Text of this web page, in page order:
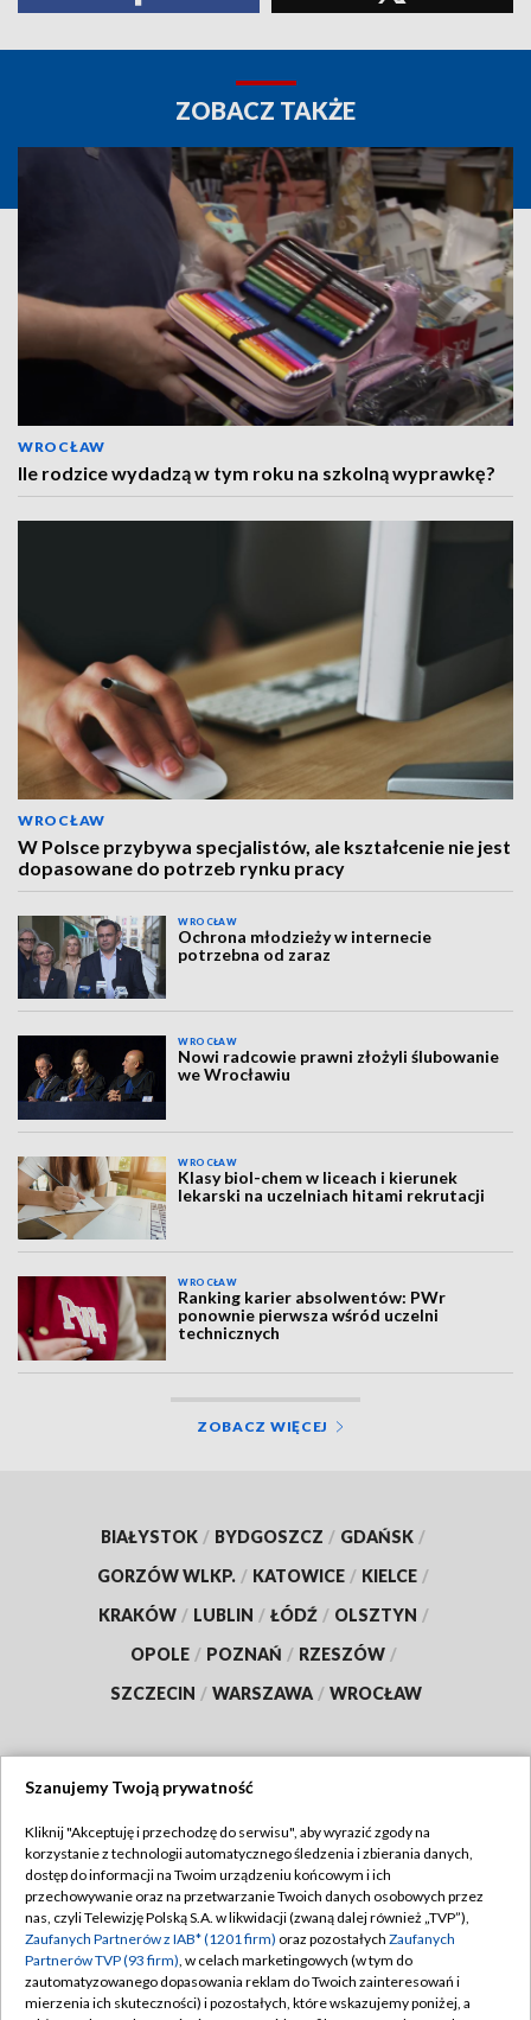
ZOBACZ TAKŻE
WROCŁAW
Ile rodzice wydadzą w tym roku na szkolną wyprawkę?
WROCŁAW
W Polsce przybywa specjalistów, ale kształcenie nie jest
dopasowane do potrzeb rynku pracy
WROCŁAW
Ochrona młodzieży w internecie
potrzebna od zaraz
WROCŁAW
Nowi radcowie prawni złożyli ślubowanie
we Wrocławiu
WROCŁAW
Klasy biol-chem w liceach i kierunek
lekarski na uczelniach hitami rekrutacji
WROCŁAW
Ranking karier absolwentów: PWr
ponownie pierwsza wśród uczelni
technicznych
ZOBACZ WIĘCEJ
BIAŁYSTOK / BYDGOSZCZ / GDAŃSK /
GORZÓW WLKP. / KATOWICE / KIELCE /
KRAKÓW / LUBLIN / ŁÓDŹ / OLSZTYN /
OPOLE / POZNAŃ / RZESZÓW /
SZCZECIN / WARSZAWA / WROCŁAW
TVP
Abonament TVP
Emisja w TVP
Centrum informacji TVP
Naziemna Telewizja Cyfrowa
Regulamin TVP
Polityka prywatności
Moje zgody
Szanujemy Twoją prywatność
Kliknij "Akceptuję i przechodzę do serwisu", aby wyrazić zgody na
korzystanie z technologii automatycznego śledzenia i zbierania danych,
dostęp do informacji na Twoim urządzeniu końcowym i ich
przechowywanie oraz na przetwarzanie Twoich danych osobowych przez
nas, czyli Telewizję Polską S.A. w likwidacji (zwaną dalej również „TVP”),
Zaufanych Partnerów z IAB* (1201 firm) oraz pozostałych Zaufanych
Partnerów TVP (93 firm), w celach marketingowych (w tym do
zautomatyzowanego dopasowania reklam do Twoich zainteresowań i
mierzenia ich skuteczności) i pozostałych, które wskazujemy poniżej, a